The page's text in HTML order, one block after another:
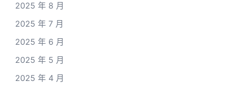
2025 年 8 月
2025 年 7 月
2025 年 6 月
2025 年 5 月
2025 年 4 月